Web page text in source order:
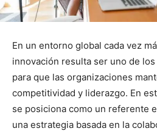
En un entorno global cada vez
innovación resulta ser uno de
para que las organizaciones
competitividad y liderazgo. En
se posiciona como un referente
una estrategia basada en la